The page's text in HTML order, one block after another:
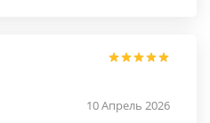
10 Апрель 2026